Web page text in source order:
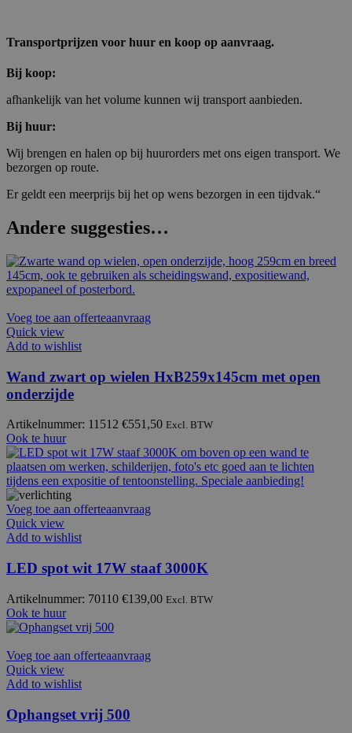
Transportprijzen voor huur en koop op aanvraag.
Bij koop:
afhankelijk van het volume kunnen wij transport aanbieden.
Bij huur:
Wij brengen en halen op bij huurorders met ons eigen transport. We
bezorgen op route.
Er geldt een meerprijs bij het op wens bezorgen in een tijdvak.“
Andere suggesties…
Voeg toe aan offerteaanvraag
Quick view
Add to wishlist
Wand zwart op wielen HxB259x145cm met open
onderzijde
Artikelnummer: 11512 €551,50 Excl. BTW
Ook te huur
Voeg toe aan offerteaanvraag
Quick view
Add to wishlist
LED spot wit 17W staaf 3000K
Artikelnummer: 70110 €139,00 Excl. BTW
Ook te huur
Voeg toe aan offerteaanvraag
Quick view
Add to wishlist
Ophangset vrij 500